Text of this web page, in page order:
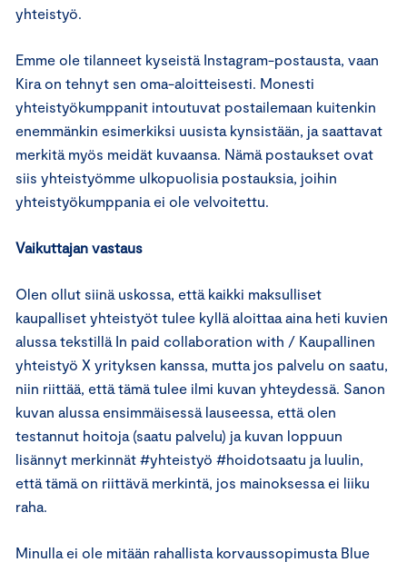
yhteistyö.
Emme ole tilanneet kyseistä Instagram-postausta, vaan
Kira on tehnyt sen oma-aloitteisesti. Monesti
yhteistyökumppanit intoutuvat postailemaan kuitenkin
enemmänkin esimerkiksi uusista kynsistään, ja saattavat
merkitä myös meidät kuvaansa. Nämä postaukset ovat
siis yhteistyömme ulkopuolisia postauksia, joihin
yhteistyökumppania ei ole velvoitettu.
Vaikuttajan vastaus
Olen ollut siinä uskossa, että kaikki maksulliset
kaupalliset yhteistyöt tulee kyllä aloittaa aina heti kuvien
alussa tekstillä In paid collaboration with / Kaupallinen
yhteistyö X yrityksen kanssa, mutta jos palvelu on saatu,
niin riittää, että tämä tulee ilmi kuvan yhteydessä. Sanon
kuvan alussa ensimmäisessä lauseessa, että olen
testannut hoitoja (saatu palvelu) ja kuvan loppuun
lisännyt merkinnät #yhteistyö #hoidotsaatu ja luulin,
että tämä on riittävä merkintä, jos mainoksessa ei liiku
raha.
Minulla ei ole mitään rahallista korvaussopimusta Blue